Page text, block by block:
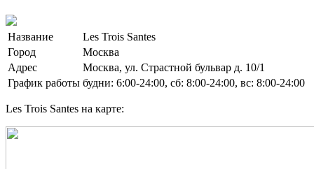
Название
Les Trois Santes
Город
Москва
Адрес
Москва, ул. Страстной бульвар д. 10/1
График работы будни: 6:00-24:00, сб: 8:00-24:00, вс: 8:00-24:00
Les Trois Santes на карте: